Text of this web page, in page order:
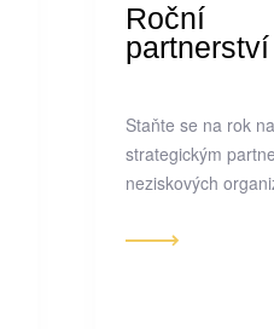
Roční
partnerství
Staňte se na rok
strategickým
neziskových